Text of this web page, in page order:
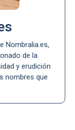
Nombralia.es,
de la
y erudición
nombres que